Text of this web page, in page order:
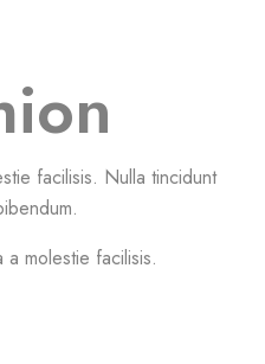
facilisis. Nulla tincidunt
molestie facilisis.